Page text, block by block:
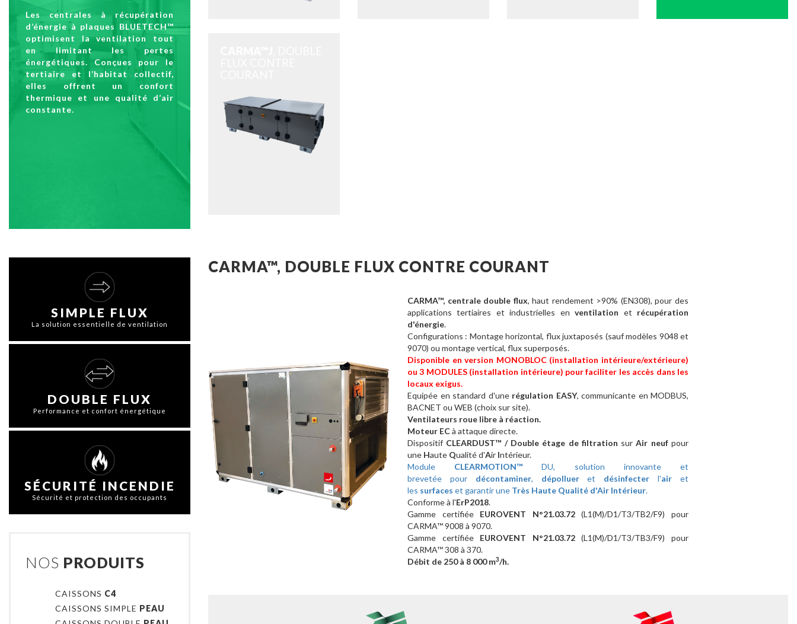
Les centrales à récupération
d’énergie à plaques BLUETECH™
optimisent la ventilation tout
en limitant les pertes
énergétiques. Conçues pour le
tertiaire et l’habitat collectif,
elles offrent un confort
thermique et une qualité d’air
constante.
SIMPLE FLUX
La solution essentielle de ventilation
DOUBLE FLUX
Performance et confort énergétique
SÉCURITÉ INCENDIE
Sécurité et protection des occupants
NOS PRODUITS
CAISSONS C4
CAISSONS SIMPLE PEAU
CARMA™, DOUBLE FLUX CONTRE COURANT
CARMA™, centrale double flux, haut rendement >90% (EN308), pour des
applications tertiaires et industrielles enventilation et récupération
d'énergie.
Configurations : Montage horizontal, flux juxtaposés (sauf modèles 9048 et
9070) ou montage vertical, flux superposés.
Disponible en version MONOBLOC (installation intérieure/extérieure)
ou 3 MODULES (installation intérieure) pour faciliter les accès dans les
locaux exigus.
Equipée en standard d'une régulation EASY, communicante en MODBUS,
BACNET ou WEB (choix sur site).
Ventilateurs roue libre à réaction.
Moteur ECà attaque directe.
Dispositif CLEARDUST™ / Double étage de filtration surAir neufpour
une Haute Qualité d'Air Intérieur.
Module CLEARMOTION™DU, solution innovante et
brevetée pour décontaminer, dépollueret désinfecter l'air et
les surfaces et garantir une Très Haute Qualité d'Air Intérieur.
Conforme à l'ErP2018.
Gamme certifiéeEUROVENT N°21.03.72(L1(M)/D1/T3/TB2/F9) pour
CARMA™ 9008 à 9070.
Gamme certifiéeEUROVENT N°21.03.72(L1(M)/D1/T3/TB3/F9) pour
CARMA™ 308 à 370.
Débit de 250 à 8 000 m3/h.